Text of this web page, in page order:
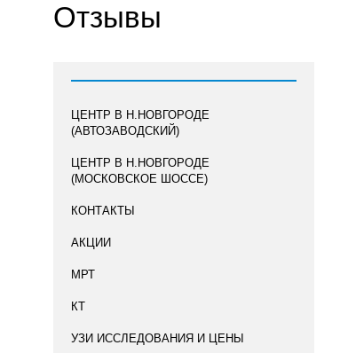
Отзывы
ЦЕНТР В Н.НОВГОРОДЕ
(АВТОЗАВОДСКИЙ)
ЦЕНТР В Н.НОВГОРОДЕ
(МОСКОВСКОЕ ШОССЕ)
КОНТАКТЫ
АКЦИИ
МРТ
КТ
УЗИ ИССЛЕДОВАНИЯ И ЦЕНЫ